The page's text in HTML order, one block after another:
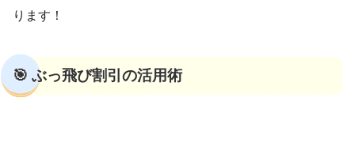
ります！
🎯 ぶっ飛び割引の活用術